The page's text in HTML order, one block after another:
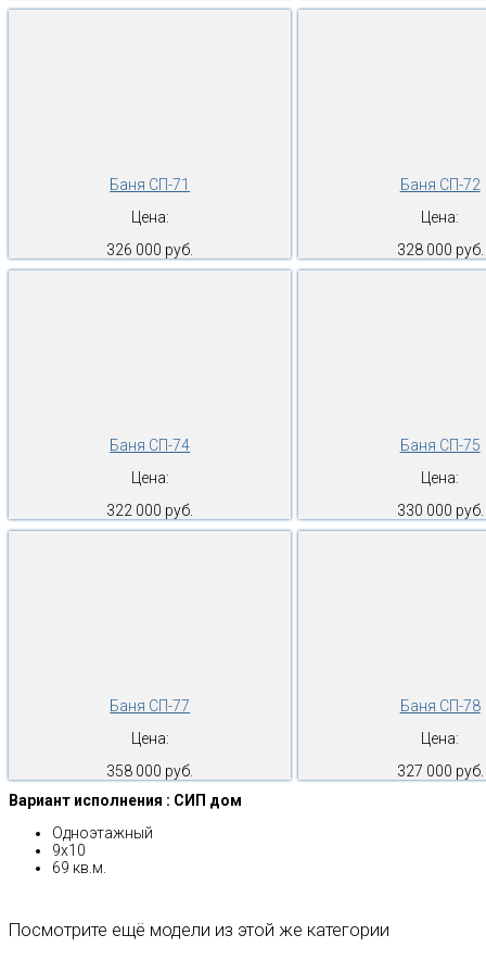
Баня СП-71
Цена:
326 000 руб.
Баня СП-72
Цена:
328 000 руб.
Баня СП-74
Цена:
322 000 руб.
Баня СП-75
Цена:
330 000 руб.
Баня СП-77
Цена:
358 000 руб.
Баня СП-78
Цена:
327 000 руб.
Вариант исполнения : СИП дом
Одноэтажный
9х10
69 кв.м.
Посмотрите ещё модели из этой же категории